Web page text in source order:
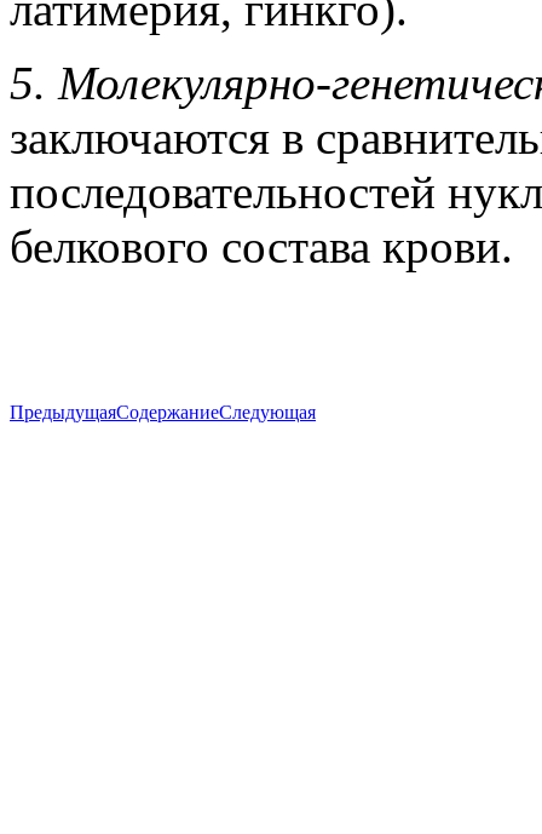
5. Молекулярно-
заключаются в
последовательностей
белкового состава крови.
ПредыдущаяСодержаниеСледующая